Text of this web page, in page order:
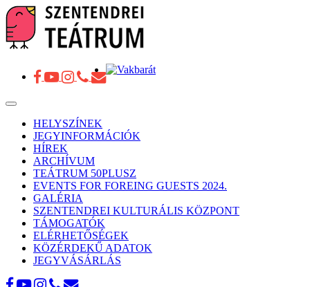
Toggle
navigationHELYSZÍNEK
JEGYINFORMÁCIÓK
HÍREK
ARCHÍVUM
TEÁTRUM 50PLUSZ
EVENTS FOR FOREING GUESTS 2024.
GALÉRIA
SZENTENDREI KULTURÁLIS KÖZPONT
TÁMOGATÓK
ELÉRHETŐSÉGEK
KÖZÉRDEKŰ ADATOK
JEGYVÁSÁRLÁS